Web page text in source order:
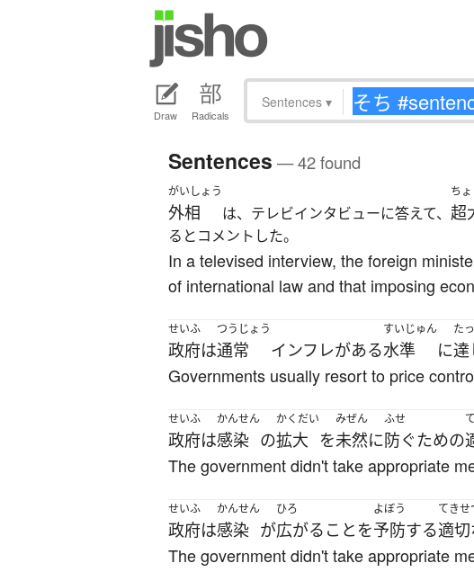
Draw Radicals
Sentences ▾
Sentences — 42 found
がいしょう
外相 は、テレビインタビューに答えて、
ち
超
るとコメントした。
In a televised interview, the foreign
of international law and that imposing
せいふ
政府は
つうじょう
通常 インフレがある
すいじゅん
水準 に
たっ
達
Governments usually resort to price
せいふ
政府は
かんせん
感染 の
かくだい
拡大 を
みぜん
未然に
ふせ
防ぐための
The government didn't take appropriate
せいふ
政府は
かんせん
感染 が
ひろ
広がる ことを
よぼう
予防する
てきせ
適切
The government didn't take appropriate